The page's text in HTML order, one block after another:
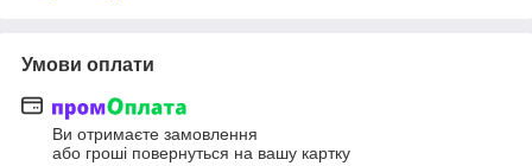
Умови оплати
Ви отримаєте замовлення
або гроші повернуться на вашу картку